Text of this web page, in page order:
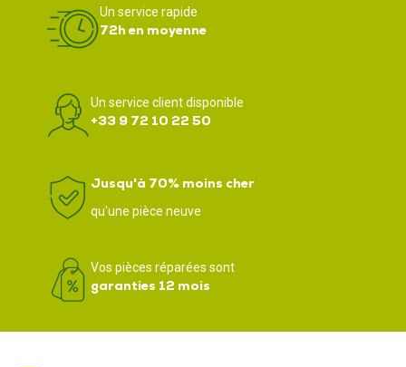
Un service rapide
72h en moyenne
Un service client disponible
+33 9 72 10 22 50
Jusqu'à 70% moins cher
qu'une pièce neuve
Vos pièces réparées sont
garanties 12 mois